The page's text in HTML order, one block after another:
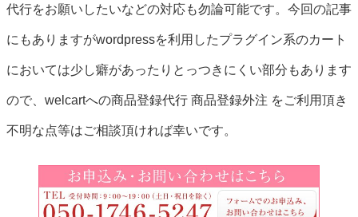
代行をお願いしたいなどの対応も勿論可能です。今回の記事
にもありますがwordpressを利用したプラグイン系のカート
においては少し癖があったりとっつきにくい部分もあります
ので、welcartへの商品登録代行 商品登録外注 をご利用頂き
不明な点等はご相談頂ければ幸いです。